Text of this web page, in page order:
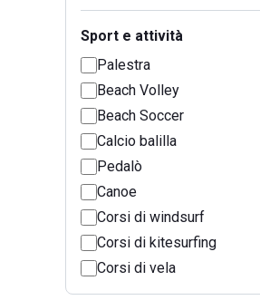
Sport e attività
Palestra
Beach Volley
Beach Soccer
Calcio balilla
Pedalò
Canoe
Corsi di windsurf
Corsi di kitesurfing
Corsi di vela